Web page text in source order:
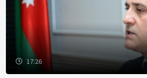
17:26